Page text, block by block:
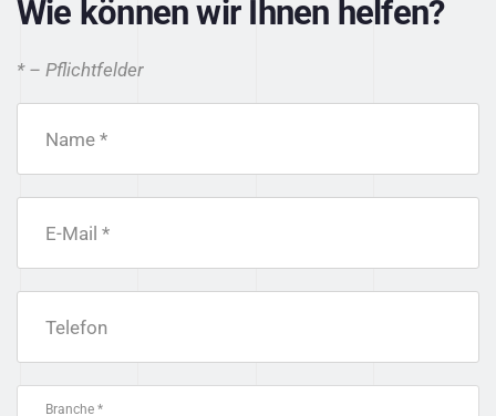
Wie können wir Ihnen helfen?
* – Pflichtfelder
Name *
E-Mail *
Telefon
Branche *